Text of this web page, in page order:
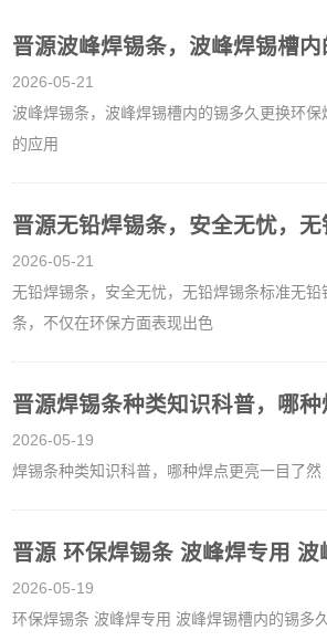
晋源波峰焊锡条，波峰焊锡槽
2026-05-21
波峰焊锡条，波峰焊锡槽内的锡多久更换环
的应用
晋源无铅焊锡条，安全无忧，
2026-05-21
无铅焊锡条，安全无忧，无铅焊锡条标准无铅
条，不仅在环保方面表现出色
晋源焊锡条种类知识科普，哪种
2026-05-19
焊锡条种类知识科普，哪种焊点更亮一目了然
晋源 环保焊锡条 波峰焊专用 波
2026-05-19
环保焊锡条 波峰焊专用 波峰焊锡槽内的锡多